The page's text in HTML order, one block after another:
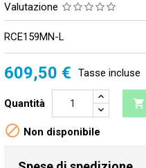
Valutazione
RCE159MN-L
609,50 € Tasse incluse
Quantità 
 Non disponibile